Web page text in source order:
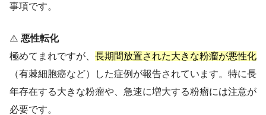
事項です。
⚠️ 悪性転化
極めてまれですが、 長期間放置された大きな粉瘤が悪性化
（有棘細胞癌など）した症例が報告されています。特に長
年存在する大きな粉瘤や、急速に増大する粉瘤には注意が
必要です。